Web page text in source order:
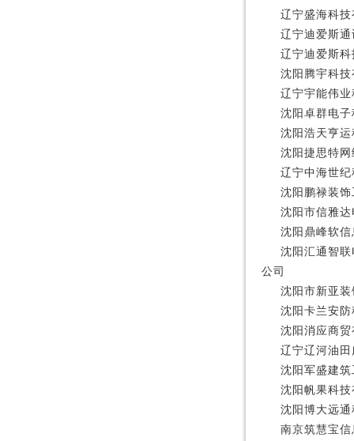
辽宁盛海科
辽宁迪爱斯
辽宁迪爱斯
沈阳腾宇科
辽宁宇能伟
沈阳卓群电
沈阳浩天亨
沈阳捷思特
辽宁中海世
沈阳鹏禄装
沈阳市信雅
沈阳鼎峰软
沈阳汇通智
公司
沈阳市新亚
沈阳卡兰安
沈阳消应商
辽宁辽河油
沈阳军盛建
沈阳帆果科
沈阳博大远
南京筑慧宝